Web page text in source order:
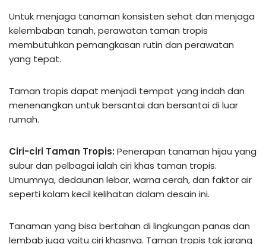
Untuk menjaga tanaman konsisten sehat dan menjaga
kelembaban tanah, perawatan taman tropis
membutuhkan pemangkasan rutin dan perawatan
yang tepat.
Taman tropis dapat menjadi tempat yang indah dan
menenangkan untuk bersantai dan bersantai di luar
rumah.
Ciri-ciri Taman Tropis: Penerapan tanaman hijau yang
subur dan pelbagai ialah ciri khas taman tropis.
Umumnya, dedaunan lebar, warna cerah, dan faktor air
seperti kolam kecil kelihatan dalam desain ini.
Tanaman yang bisa bertahan di lingkungan panas dan
lembab juga yaitu ciri khasnya. Taman tropis tak jarang